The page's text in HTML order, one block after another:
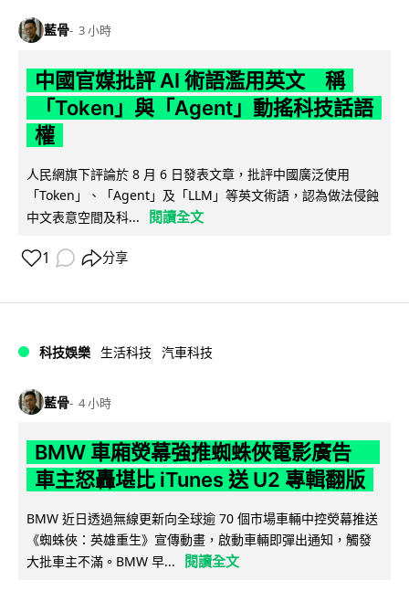
藍骨 3 小時
中國官媒批評 AI 術語濫用英文 稱
「Token」與「Agent」動搖科技話語
權
人民網旗下評論於 8 月 6 日發表文章，批評中國廣泛使用
「Token」、「Agent」及「LLM」等英文術語，認為做法侵蝕
中文表意空間及科...
閱讀全文
1 分享
科技娛樂 生活科技 汽車科技
藍骨 4 小時
BMW 車廂熒幕強推蜘蛛俠電影廣告
車主怒轟堪比 iTunes 送 U2 專輯翻版
BMW 近日透過無線更新向全球逾 70 個市場車輛中控熒幕推送
《蜘蛛俠：英雄重生》宣傳動畫，啟動車輛即彈出通知，觸發
大批車主不滿。BMW 早...
閱讀全文